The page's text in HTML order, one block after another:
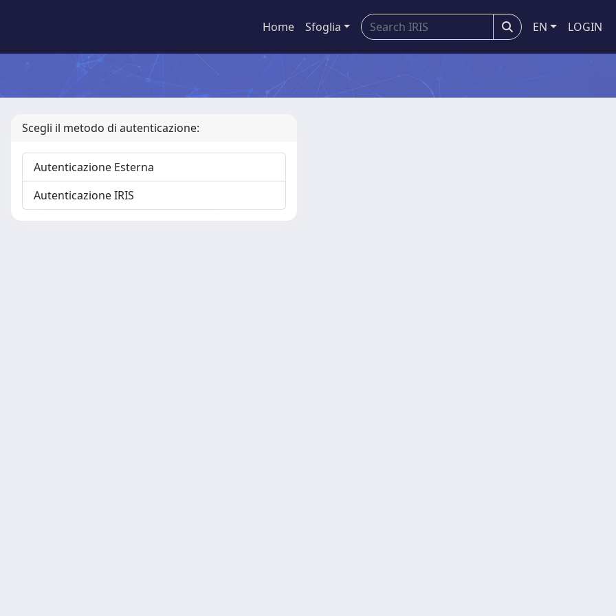
Home Sfoglia EN LOGIN
Scegli il metodo di autenticazione:
Autenticazione Esterna
Autenticazione IRIS